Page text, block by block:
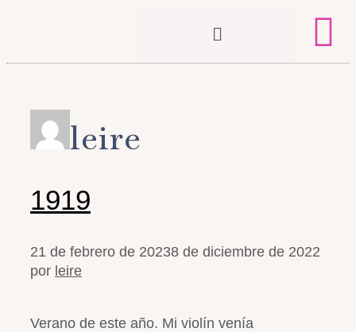
leire
1919
21 de febrero de 20238 de diciembre de 2022
por leire
Verano de este año. Mi violín venía